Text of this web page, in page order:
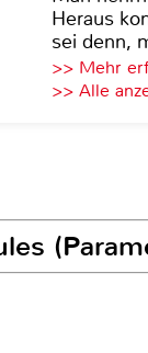
Heraus
sei denn,
>> Mehr
>> Alle